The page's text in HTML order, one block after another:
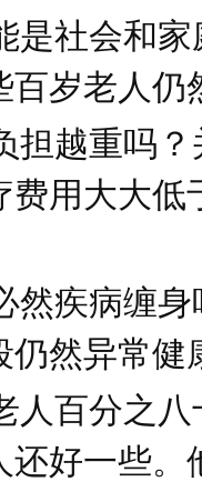
社会和家
百岁老人
越重吗？
费用大大低
疾病缠身
仍然异常健
百分之八
还好一些。